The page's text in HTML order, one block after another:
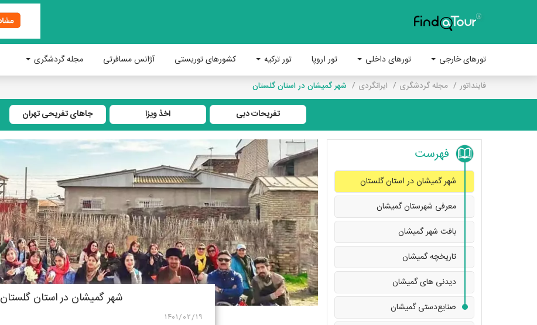
تورهای خارجی تورهای داخلی تور اروپا تور ترکیه کشورهای توریستی آژانس مسافرتی مجله گردشگری
فاینداتور مجله گردشگری ایرانگردی شهر گمیشان در استان گلستان
تفریحات دبی اخذ ویزا جاهای تفریحی تهران
فهرست
شهر گمیشان در استان گلستان
معرفی شهرستان گمیشان
بافت شهر گمیشان
تاریخچه گمیشان
دیدنی های گمیشان
صنایع‌دستی گمیشان
شهر گمیشان در استان گلستان
۱۴۰۱/۰۲/۱۹